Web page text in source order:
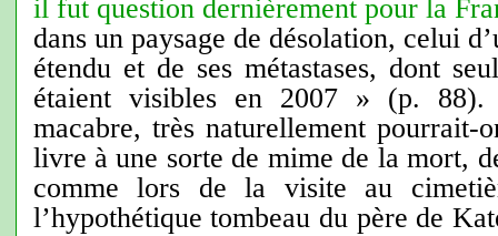
il fut question dernièrement pour la
dans un paysage de désolation, celui
étendu et de ses métastases, dont
étaient visibles en 2007 » (p. 88).
macabre, très naturellement pourrait-
livre à une sorte de mime de la mort,
comme lors de la visite au
l’hypothétique tombeau du père de